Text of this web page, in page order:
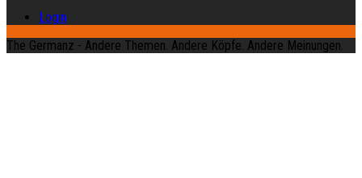
Login
The Germanz - Andere Themen. Andere Köpfe. Andere Meinungen.